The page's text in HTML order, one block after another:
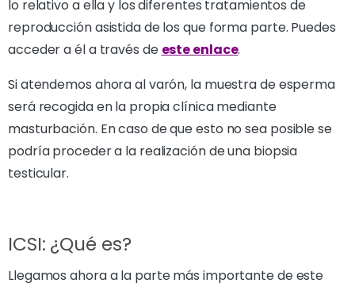
lo relativo a ella y los diferentes tratamientos de
reproducción asistida de los que forma parte. Puedes
acceder a él a través de este enlace.
Si atendemos ahora al varón, la muestra de esperma
será recogida en la propia clínica mediante
masturbación. En caso de que esto no sea posible se
podría proceder a la realización de una biopsia
testicular.
ICSI: ¿Qué es?
Llegamos ahora a la parte más importante de este